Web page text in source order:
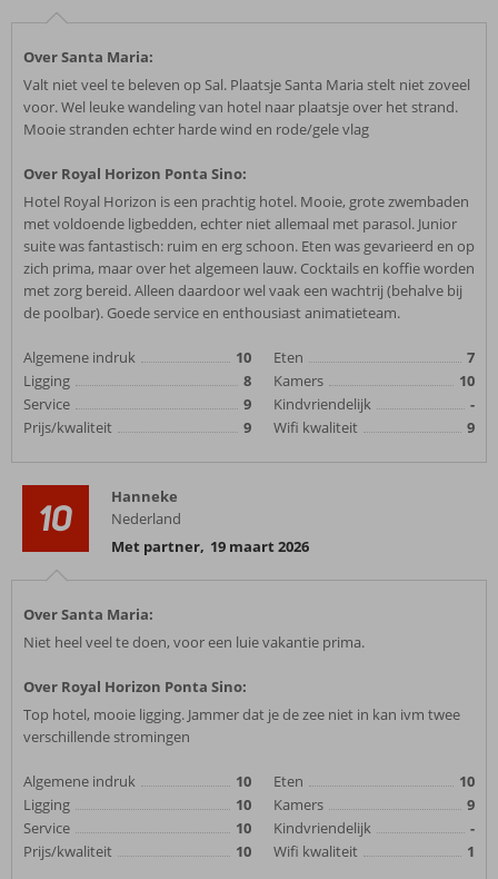
Over Santa Maria:
Valt niet veel te beleven op Sal. Plaatsje Santa Maria stelt niet zoveel
voor. Wel leuke wandeling van hotel naar plaatsje over het strand.
Mooie stranden echter harde wind en rode/gele vlag
Over Royal Horizon Ponta Sino:
Hotel Royal Horizon is een prachtig hotel. Mooie, grote zwembaden
met voldoende ligbedden, echter niet allemaal met parasol. Junior
suite was fantastisch: ruim en erg schoon. Eten was gevarieerd en op
zich prima, maar over het algemeen lauw. Cocktails en koffie worden
met zorg bereid. Alleen daardoor wel vaak een wachtrij (behalve bij
de poolbar). Goede service en enthousiast animatieteam.
Algemene indruk
10
Ligging
8
Service
9
Prijs/kwaliteit
9
Eten
7
Kamers
10
Kindvriendelijk
-
Wifi kwaliteit
9
10
Hanneke
Nederland
Met partner, 19 maart 2026
Over Santa Maria:
Niet heel veel te doen, voor een luie vakantie prima.
Over Royal Horizon Ponta Sino:
Top hotel, mooie ligging. Jammer dat je de zee niet in kan ivm twee
verschillende stromingen
Algemene indruk
10
Ligging
10
Service
10
Prijs/kwaliteit
10
Eten
10
Kamers
9
Kindvriendelijk
-
Wifi kwaliteit
1